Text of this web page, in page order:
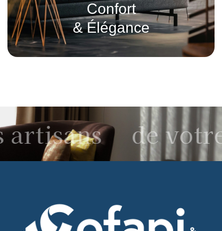
Confort
& Élégance
de